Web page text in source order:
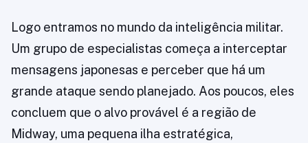
Logo entramos no mundo da inteligência militar.
Um grupo de especialistas começa a interceptar
mensagens japonesas e perceber que há um
grande ataque sendo planejado. Aos poucos, eles
concluem que o alvo provável é a região de
Midway, uma pequena ilha estratégica,